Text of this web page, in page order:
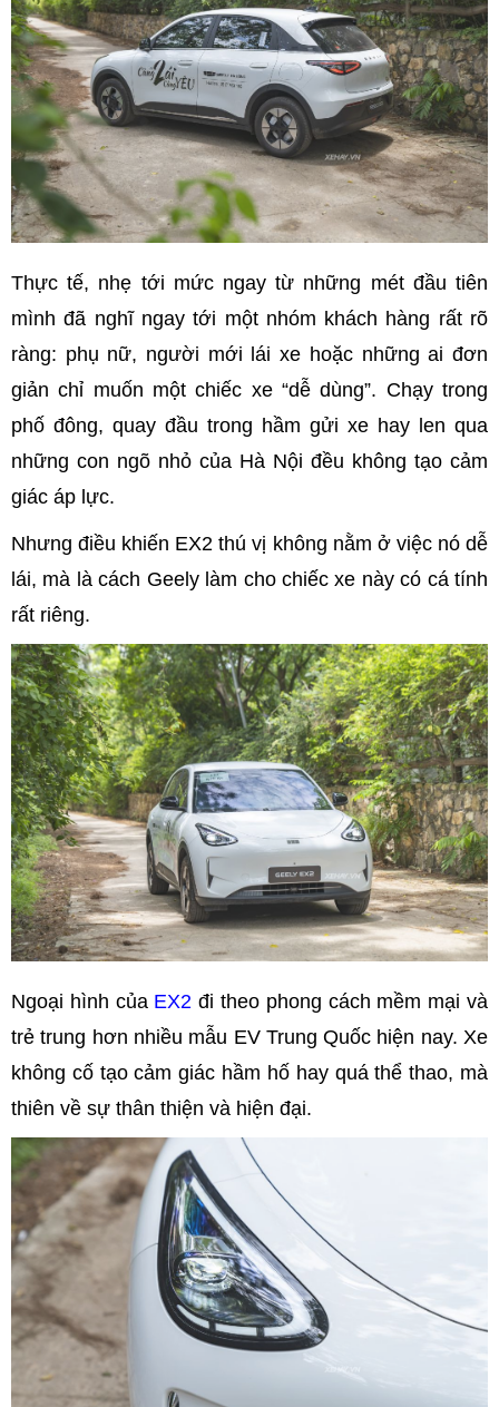
Thực tế, nhẹ tới mức ngay từ những mét đầu tiên
mình đã nghĩ ngay tới một nhóm khách hàng rất rõ
ràng: phụ nữ, người mới lái xe hoặc những ai đơn
giản chỉ muốn một chiếc xe “dễ dùng”. Chạy trong
phố đông, quay đầu trong hầm gửi xe hay len qua
những con ngõ nhỏ của Hà Nội đều không tạo cảm
giác áp lực.
Nhưng điều khiến EX2 thú vị không nằm ở việc nó dễ
lái, mà là cách Geely làm cho chiếc xe này có cá tính
rất riêng.
Ngoại hình củaEX2 đi theo phong cách mềm mại và
trẻ trung hơn nhiều mẫu EV Trung Quốc hiện nay. Xe
không cố tạo cảm giác hầm hố hay quá thể thao, mà
thiên về sự thân thiện và hiện đại.